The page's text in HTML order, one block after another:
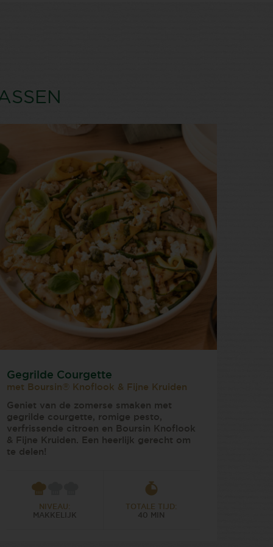
Gegrilde Courgette
met Boursin® Knoflook & Fijne Kruiden
Geniet van de zomerse smaken met
gegrilde courgette, romige pesto,
verfrissende citroen en Boursin Knoflook
& Fijne Kruiden. Een heerlijk gerecht om
te delen!
NIVEAU:
MAKKELIJK
TOTALE TIJD:
40 MIN